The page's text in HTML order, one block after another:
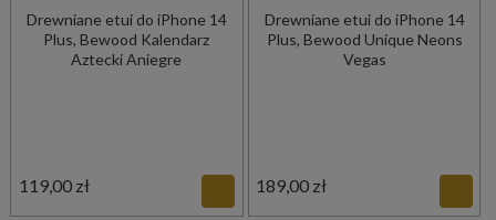
Drewniane etui do iPhone 14
Plus, Bewood Kalendarz
Aztecki Aniegre
119,00 zł
Drewniane etui do iPhone 14
Plus, Bewood Unique Neons
Vegas
189,00 zł